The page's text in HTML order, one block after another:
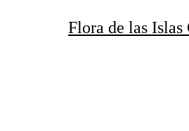
Flora de las Islas